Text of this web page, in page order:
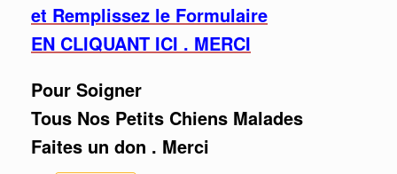
et Remplissez le Formulaire
EN CLIQUANT ICI . MERCI
Pour Soigner
Tous Nos Petits Chiens Malades
Faites un don . Merci